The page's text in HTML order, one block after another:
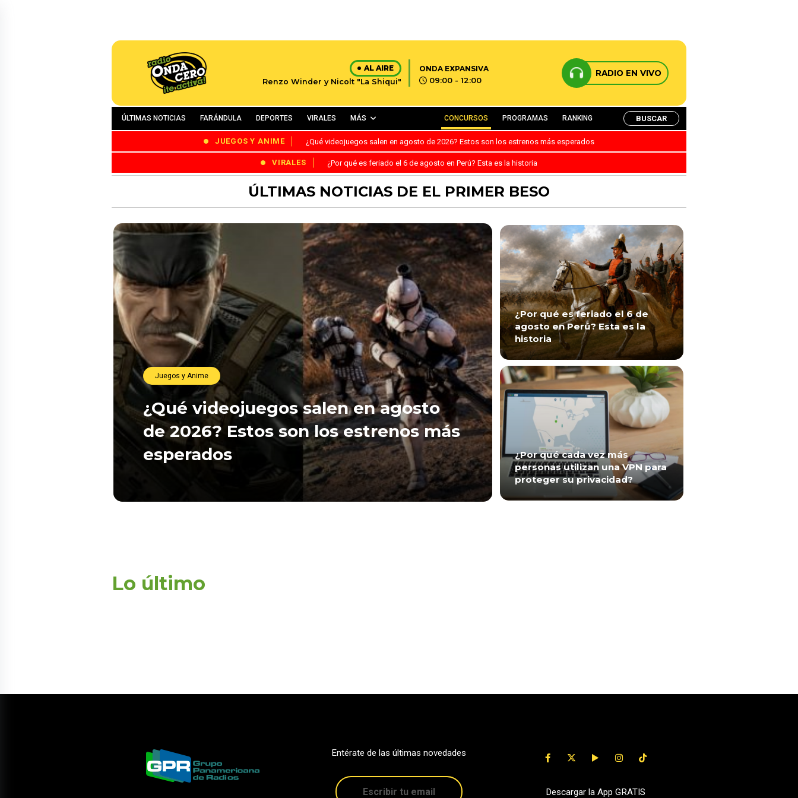
AL AIRE
Renzo Winder y Nicolt "La Shiqui"
ONDA EXPANSIVA
09:00 - 12:00
RADIO EN VIVO
ÚLTIMAS NOTICIAS FARÁNDULA DEPORTES VIRALES MÁS CONCURSOS PROGRAMAS RANKING BUSCAR
JUEGOS Y ANIME ¿Qué videojuegos salen en agosto de 2026? Estos son los estrenos más esperados
VIRALES ¿Por qué es feriado el 6 de agosto en Perú? Esta es la historia
ÚLTIMAS NOTICIAS DE EL PRIMER BESO
Juegos y Anime
¿Qué videojuegos salen en agosto
de 2026? Estos son los estrenos más
esperados
¿Por qué es feriado el 6 de
agosto en Perú? Esta es la
historia
¿Por qué cada vez más
personas utilizan una VPN para
proteger su privacidad?
Lo último
Entérate de las últimas novedades
Descargar la App GRATIS